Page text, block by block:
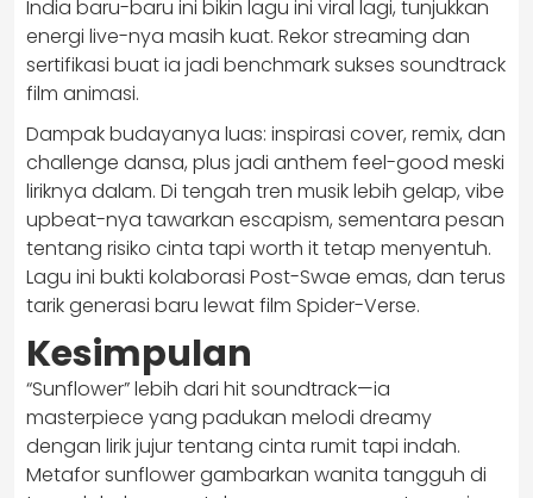
India baru-baru ini bikin lagu ini viral lagi, tunjukkan
energi live-nya masih kuat. Rekor streaming dan
sertifikasi buat ia jadi benchmark sukses soundtrack
film animasi.
Dampak budayanya luas: inspirasi cover, remix, dan
challenge dansa, plus jadi anthem feel-good meski
liriknya dalam. Di tengah tren musik lebih gelap, vibe
upbeat-nya tawarkan escapism, sementara pesan
tentang risiko cinta tapi worth it tetap menyentuh.
Lagu ini bukti kolaborasi Post-Swae emas, dan terus
tarik generasi baru lewat film Spider-Verse.
Kesimpulan
“Sunflower” lebih dari hit soundtrack—ia
masterpiece yang padukan melodi dreamy
dengan lirik jujur tentang cinta rumit tapi indah.
Metafor sunflower gambarkan wanita tangguh di